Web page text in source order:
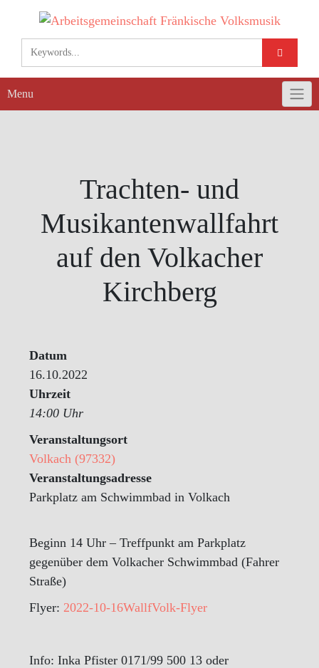
content
Menu
Trachten- und
Musikantenwallfahrt
auf den Volkacher
Kirchberg
Datum
16.10.2022
Uhrzeit
14:00 Uhr
Veranstaltungsort
Volkach (97332)
Veranstaltungsadresse
Parkplatz am Schwimmbad in Volkach
Beginn 14 Uhr – Treffpunkt am Parkplatz
gegenüber dem Volkacher Schwimmbad (Fahrer
Straße)
Flyer: 2022-10-16WallfVolk-Flyer
Info: Inka Pfister 0171/99 500 13 oder